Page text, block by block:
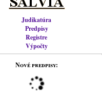
Judikatúra
Predpisy
Registre
Výpočty
Nové predpisy: